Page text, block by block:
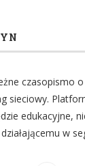
czasopismo
sieciowy.
edukacyjne,
w